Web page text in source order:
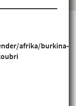
afrika/burkina-